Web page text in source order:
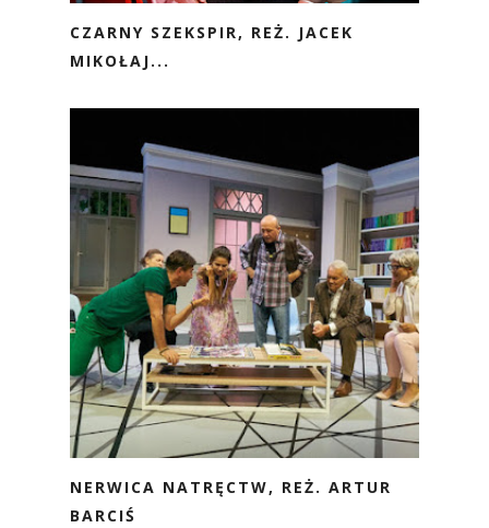
CZARNY SZEKSPIR, REŻ. JACEK
MIKOŁAJ...
NERWICA NATRĘCTW, REŻ. ARTUR
BARCIŚ